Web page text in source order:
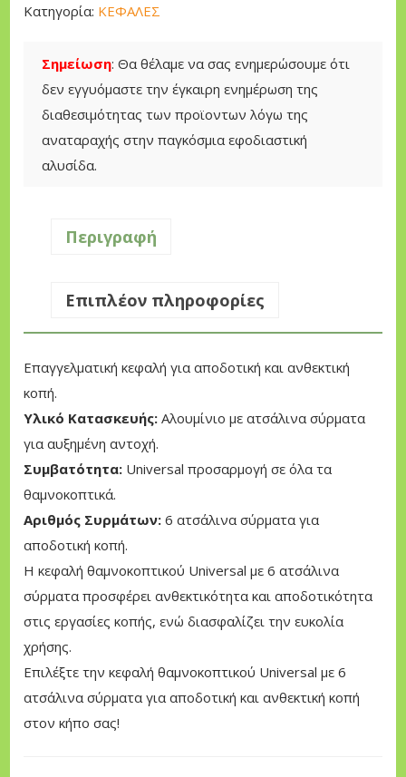
Σημείωση: Θα θέλαμε να σας ενημερώσουμε ότι
δεν εγγυόμαστε την έγκαιρη ενημέρωση της
διαθεσιμότητας των προϊοντων λόγω της
αναταραχής στην παγκόσμια εφοδιαστική
αλυσίδα.
π
ο
τ
Κατηγορία: ΚΕΦΑΛΕΣ
Περιγραφή
Επιπλέον πληροφορίες
Επαγγελματική κεφαλή για αποδοτική και ανθεκτική
κοπή.
Υλικό Κατασκευής: Αλουμίνιο με ατσάλινα σύρματα
για αυξημένη αντοχή.
Συμβατότητα: Universal προσαρμογή σε όλα τα
θαμνοκοπτικά.
Αριθμός Συρμάτων: 6 ατσάλινα σύρματα για
αποδοτική κοπή.
Η κεφαλή θαμνοκοπτικού Universal με 6 ατσάλινα
σύρματα προσφέρει ανθεκτικότητα και αποδοτικότητα
στις εργασίες κοπής, ενώ διασφαλίζει την ευκολία
χρήσης.
Επιλέξτε την κεφαλή θαμνοκοπτικού Universal με 6
ατσάλινα σύρματα για αποδοτική και ανθεκτική κοπή
στον κήπο σας!